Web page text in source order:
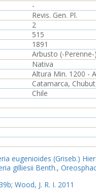
-
Revis. Gen. Pl.
2
515
1891
Arbusto (-Perenne-)
Nativa
Altura Min. 1200 -
Catamarca,
Chile
eugenioides (Griseb.)
gilliesii Benth.,
; Wood, J. R. I. 2011